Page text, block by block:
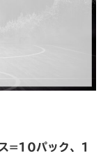
=10パック、1